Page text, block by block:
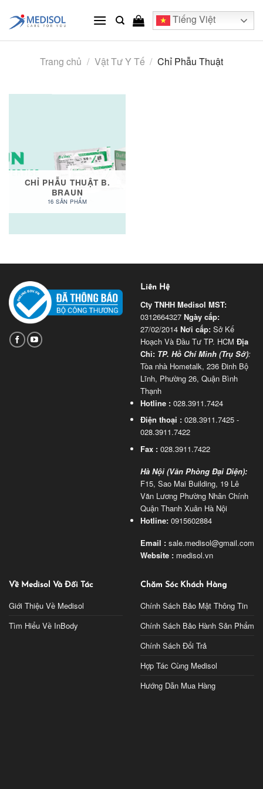
content
Tiếng Việt
Trang chủ / Vật Tư Y Tế / Chỉ Phẫu Thuật
CHỈ PHẪU THUẬT B.
BRAUN
16 SẢN PHẨM
Liên Hệ
Cty TNHH Medisol MST:
0312664327 Ngày cấp:
27/02/2014 Nơi cấp: Sở Kế
Hoạch Và Đầu Tư TP. HCM Địa
Chỉ: TP. Hồ Chí Minh (Trụ Sở):
Tòa nhà Hometalk, 236 Đinh Bộ
Lĩnh, Phường 26, Quận Bình
Thạnh
Hotline : 028.3911.7424
Điện thoại : 028.3911.7425 -
028.3911.7422
Fax : 028.3911.7422
Hà Nội (Văn Phòng Đại Diện):
F15, Sao Mai Building, 19 Lê
Văn Lương Phường Nhân Chính
Quận Thanh Xuân Hà Nội
Hotline: 0915602884
Email : sale.medisol@gmail.com
Website : medisol.vn
Về Medisol Và Đối Tác
Giới Thiệu Về Medisol
Tìm Hiểu Về InBody
Chăm Sóc Khách Hàng
Chính Sách Bảo Mật Thông Tin
Chính Sách Bảo Hành Sản Phẩm
Chính Sách Đổi Trả
Hợp Tác Cùng Medisol
Hướng Dẫn Mua Hàng